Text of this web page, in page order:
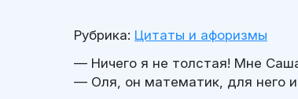
Рубрика: Цитаты и афоризмы
— Ничего я не толстая! Мне
— Оля, он математик, для него